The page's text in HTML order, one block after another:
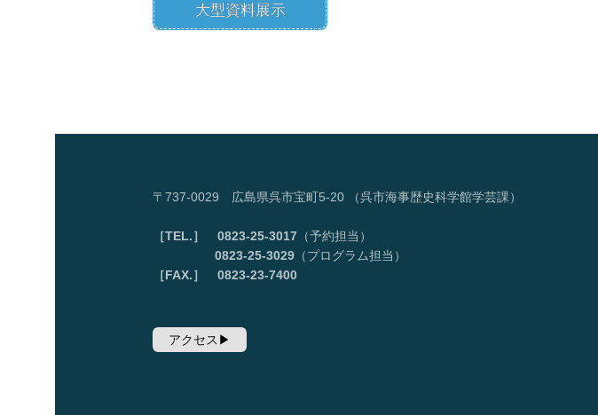
大型資料展示
〒737-0029 広島県呉市宝町5-20 （呉市海事歴史科学館学芸課）
［TEL.］ 0823-25-3017 （予約担当）
0823-25-3029 （プログラム担当）
［FAX.］ 0823-23-7400
アクセス▶